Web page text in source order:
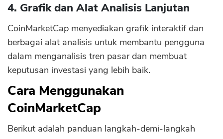
4. Grafik dan Alat Analisis Lanjutan
CoinMarketCap menyediakan grafik interaktif dan
berbagai alat analisis untuk membantu pengguna
dalam menganalisis tren pasar dan membuat
keputusan investasi yang lebih baik.
Cara Menggunakan
CoinMarketCap
Berikut adalah panduan langkah-demi-langkah